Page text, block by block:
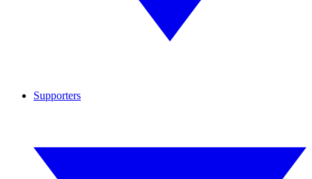
Supporters